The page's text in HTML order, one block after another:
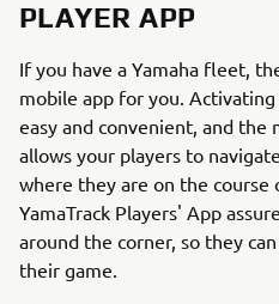
PLAYER APP
If you have a Yamaha fleet,
mobile app for you.
easy and convenient, and the
allows your players to
where they are on the course
YamaTrack Players' App
around the corner, so they
their game.